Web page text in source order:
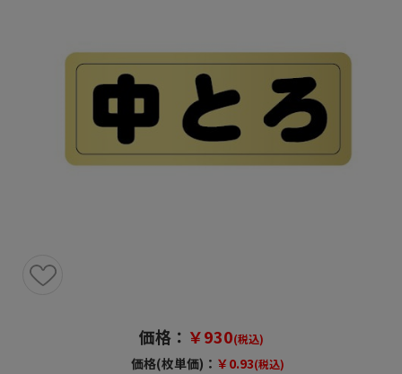
価格： ￥930(税込)
価格(枚単価)： ￥0.93(税込)